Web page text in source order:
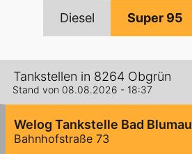
Diesel Super 95
Tankstellen in 8264 Obgrün
Stand von 08.08.2026 - 18:37
Welog Tankstelle Bad Blumau
Bahnhofstraße 73